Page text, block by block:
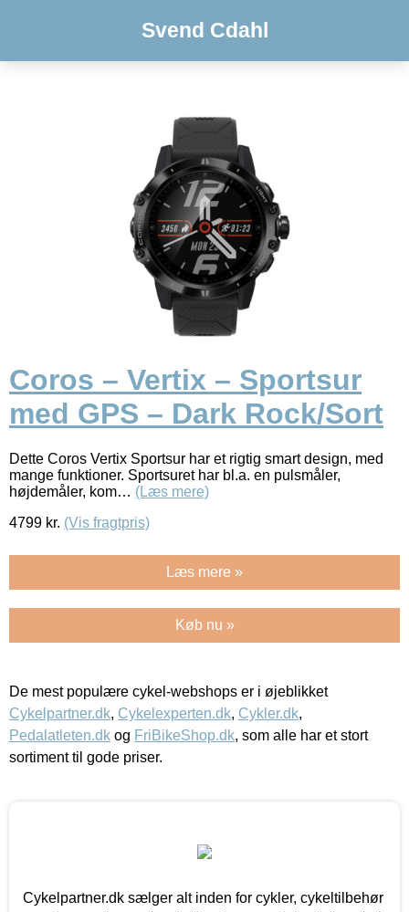
Svend Cdahl
Coros – Vertix – Sportsur
med GPS – Dark Rock/Sort
Dette Coros Vertix Sportsur har et rigtig smart design, med
mange funktioner. Sportsuret har bl.a. en pulsmåler,
højdemåler, kom… (Læs mere)
4799 kr. (Vis fragtpris)
Læs mere »
Køb nu »
De mest populære cykel-webshops er i øjeblikket
Cykelpartner.dk, Cykelexperten.dk, Cykler.dk,
Pedalatleten.dk og FriBikeShop.dk, som alle har et stort
sortiment til gode priser.
Cykelpartner.dk sælger alt inden for cykler, cykeltilbehør